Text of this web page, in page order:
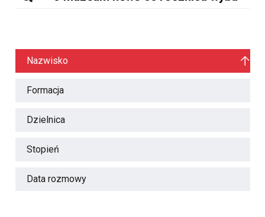
Nazwisko
Formacja
Dzielnica
Stopień
Data rozmowy